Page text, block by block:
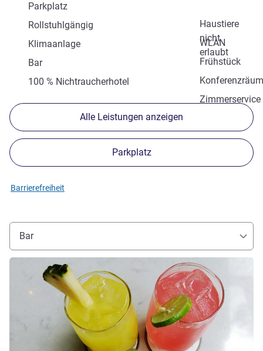
Parkplatz
Haustiere
nicht
erlaubt
Rollstuhlgängig
WLAN
Klimaanlage
Frühstück
Bar
100 % Nichtraucherhotel
Zimmerservice
Alle Leistungen anzeigen
Parkplatz
Barrierefreiheit
Bar
Details ansehen